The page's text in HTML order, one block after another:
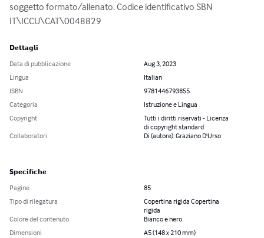
soggetto formato/allenato. Codice identificativo SBN
IT\ICCU\CAT\0048829
Dettagli
Data di pubblicazione
Aug 3, 2023
Lingua
Italian
ISBN
9781446793855
Categoria
Istruzione e Lingua
Copyright
Tutti i diritti riservati - Licenza
di copyright standard
Collaboratori
Di (autore): Graziano D'Urso
Specifiche
Pagine
85
Tipo di rilegatura
Copertina rigida Copertina
rigida
Colore del contenuto
Bianco e nero
Dimensioni
A5 (148 x 210 mm)